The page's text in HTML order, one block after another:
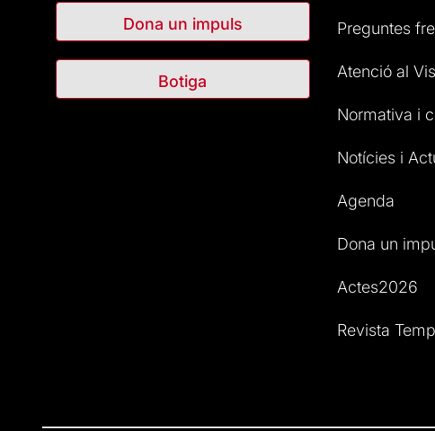
Dona un impuls
Botiga
Preguntes
Atenció al
Normativa i
Notícies i
Agenda
Dona un
Actes2026
Revista